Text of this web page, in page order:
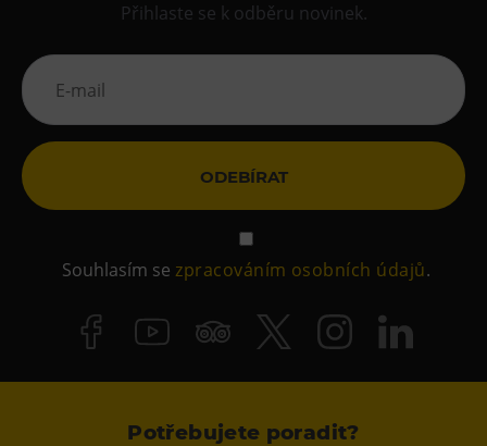
Přihlaste se k odběru novinek.
ODEBÍRAT
Souhlasím sezpracováním osobních údajů.
Potřebujete poradit?